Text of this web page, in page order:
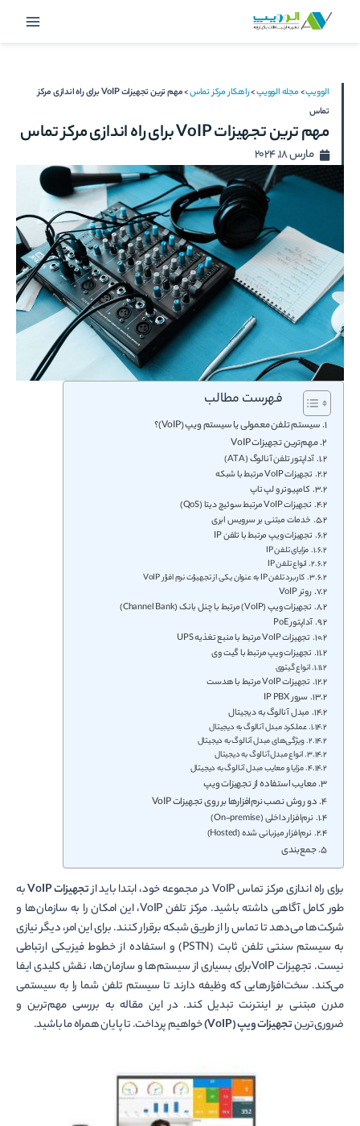
Main
الوویپ>مجله الوویپ>راهکار مرکز تماس>
مهم ترین تجهیزات VoIP برای راه اندازی مرکز
تماس
مهم ترین تجهیزات VoIP برای راه اندازی مرکز تماس
مارس 18, 2024
فهرست مطالب
سیستم تلفن معمولی یا سیستم ویپ (VoIP)؟
مهم‌ترین تجهیزات VoIP
آداپتور تلفن آنالوگ (ATA)
تجهیزات VoIP مرتبط با شبکه
کامپیوتر و لپ تاپ
تجهیزات VoIP مرتبط سوئیچ دیتا (QoS)
خدمات مبتنی بر سرویس ابری
تجهیزات ویپ مرتبط با تلفن IP
مزایای تلفن IP
انواع تلفن IP
کاربرد تلفن IP به عنوان یکی از تجهیزات نرم افزار VoIP
روتر VoIP
تجهیزات ویپ (VoIP) مرتبط با چنل بانک (Channel Bank)
آداپتور PoE
تجهیزات VoIP مرتبط با منبع تغذیه UPS
تجهیزات ویپ مرتبط با گیت وی
انواع گیتوی
تجهیزات VoIP مرتبط با هدست
سرور IP PBX
مبدل آنالوگ به دیجیتال
عملکرد مبدل آنالوگ به دیجیتال
ویژگی‌های مبدل آنالوگ به دیجیتال
انواع مبدل آنالوگ به دیجیتال
مزایا و معایب مبدل آنالوگ به دیجیتال
معایب استفاده از تجهیزات ویپ
دو روش نصب نرم‌افزار‌ها بر روی تجهیزات VoIP
نرم‌افزار داخلی (On-premise)
نرم‌افزار میزبانی شده (Hosted)
جمع‌بندی
برای راه اندازی مرکز تماس VoIP در مجموعه خود، ابتدا باید از تجهیزات VoIP
به
طور کامل آگاهی داشته باشید. مرکز تلفن VoIP، این امکان را به سازمان‌ها و
شرکت‌ها می‌دهد تا تماس را از طریق شبکه برقرار کنند. برای این امر، دیگر نیازی
به سیستم سنتی تلفن ثابت (PSTN) و استفاده از خطوط فیزیکی ارتباطی
نیست. تجهیزات VoIPبرای بسیاری از سیستم‌ها و سازمان‌ها، نقش کلیدی ایفا
می‌کند. سخت‌افزار‌هایی که وظیفه دارند تا سیستم تلفن شما را به سیستمی
مدرن مبتنی بر اینترنت تبدیل کند. در این مقاله به بررسی مهم‌ترین و
ضروری‌ترینتجهیزات ویپ (VoIP) خواهیم پرداخت. تا پایان همراه ما باشید.